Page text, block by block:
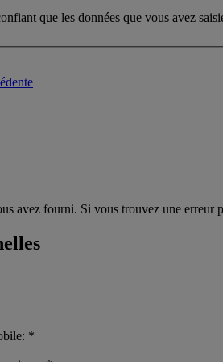
que les données que vous avez
avez fourni. Si vous trouvez une erreur
*